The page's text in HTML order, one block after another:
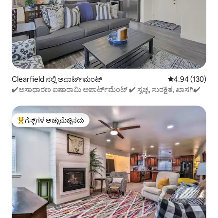
Clearfield ನಲ್ಲಿ ಅಪಾರ್ಟ್‌ಮಂಟ್ 5 ರಲ್ಲಿ 4.94
4.94 (130)
✔️ಅಸಾಧಾರಣ ಐಷಾರಾಮಿ ಅಪಾರ್ಟ್‌ಮೆಂಟ್ ✔️ ಸ್ವಚ್ಛ, ಸುರಕ್ಷಿತ, ಖಾಸಗಿ✔️
ಗೆಸ್ಟ್‌ಗಳಿಗೆ ಅತಿ ಹೆಚ್ಚು ಅಚ್ಚುಮೆಚ್ಚಿನದು
ಗೆಸ್ಟ್‌ಗಳ ಅಚ್ಚುಮೆಚ್ಚಿನದು